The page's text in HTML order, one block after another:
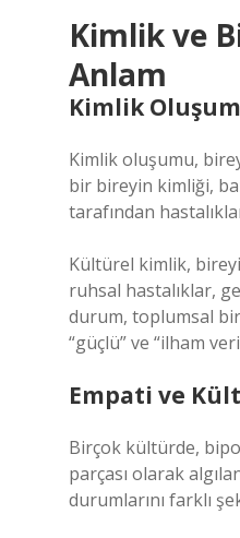
Kimlik ve
Anlam
Kimlik
Kimlik oluşumu,
bir bireyin kimliği,
tarafından
Kültürel kimlik,
ruhsal hastalıklar,
durum, toplumsal
“güçlü” ve “ilham
Empati ve
Birçok kültürde,
parçası olarak
durumlarını farklı